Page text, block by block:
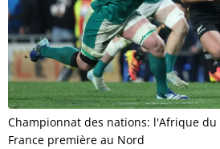
Championnat des nations: l'Afrique
France première au Nord